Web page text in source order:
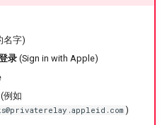
TNSM24
名字)
录(Sign in with Apple)
例如
)